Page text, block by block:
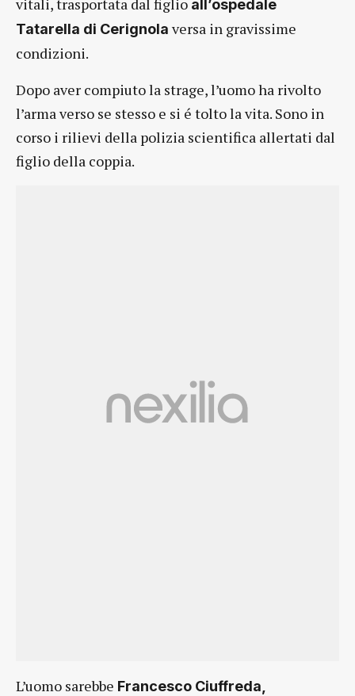
all’ospedale
Tatarella di Cerignola versa in gravissime
condizioni.
Dopo aver compiuto la strage, l’uomo ha rivolto
l’arma verso se stesso e si é tolto la vita. Sono in
corso i rilievi della polizia scientifica allertati dal
figlio della coppia.
L’uomo sarebbe Francesco Ciuffreda,